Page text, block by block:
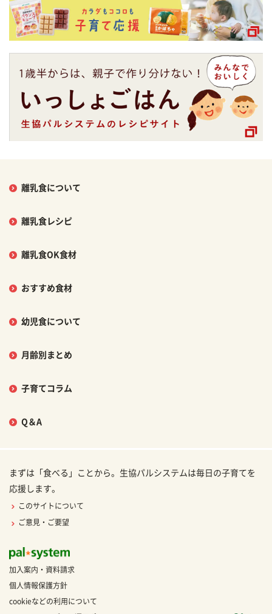
離乳食について
離乳食レシピ
離乳食OK食材
おすすめ食材
幼児食について
月齢別まとめ
子育てコラム
Q＆A
まずは「食べる」ことから。生協パルシステムは毎日の子育てを
応援します。
このサイトについて
ご意見・ご要望
加入案内・資料請求
個人情報保護方針
cookieなどの利用について